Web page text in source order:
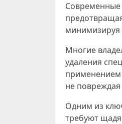
Современные
минимизируя
Многие
удаления
применением
не
Одним из
требуют